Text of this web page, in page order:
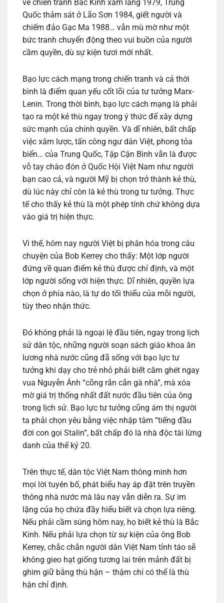
về chiến tranh Bắc Kinh xâm lăng 1979, Trung
Quốc thảm sát ở Lão Sơn 1984, giết người và
chiếm đảo Gạc Ma 1988… vẫn mù mờ như một
bức tranh chuyển động theo vui buồn của người
cầm quyền, dù sự kiện tươi mới nhất.
Bạo lực cách mạng trong chiến tranh và cả thời
bình là điểm quan yếu cốt lõi của tư tưởng Marx-
Lenin. Trong thời bình, bạo lực cách mạng là phải
tạo ra một kẻ thù ngay trong ý thức để xây dựng
sức mạnh của chính quyền. Và dĩ nhiên, bất chấp
việc xâm lược, tấn công ngư dân Việt, phong tỏa
biển… của Trung Quốc, Tập Cận Bình vẫn là được
vỗ tay chào đón ở Quốc Hội Việt Nam như người
bạn cao cả, và người Mỹ bị chọn trở thành kẻ thù,
dù lúc này chỉ còn là kẻ thù trong tư tưởng. Thực
tế cho thấy kẻ thù là một phép tính chứ không dựa
vào giá trị hiện thực.
Vì thế, hôm nay người Việt bị phân hóa trong câu
chuyện của Bob Kerrey cho thấy: Một lớp người
đứng về quan điểm kẻ thù được chỉ định, và một
lớp người sống với hiện thực. Dĩ nhiên, quyền lựa
chọn ở phía nào, là tự do tối thiểu của mỗi người,
tùy theo nhận thức.
Đó không phải là ngoại lệ đầu tiên, ngay trong lịch
sử dân tộc, những người soạn sách giáo khoa ăn
lương nhà nước cũng đã sống với bạo lực tư
tưởng khi dạy cho trẻ nhỏ phải biết căm ghét ngay
vua Nguyễn Ánh “cõng rắn cắn gà nhà”, mà xóa
mờ giá trị thống nhất đất nước đầu tiên của ông
trong lịch sử. Bạo lực tư tưởng cũng ám thị người
ta phải chọn yêu bằng việc nhập tâm “tiếng đầu
đời con gọi Stalin”, bất chấp đó là nhà độc tài lừng
danh của thế kỷ 20.
Trên thực tế, dân tộc Việt Nam thông minh hơn
mọi lời tuyên bố, phát biểu hay áp đặt trên truyền
thông nhà nước mà lâu nay vẫn diễn ra. Sự im
lặng của họ chứa đầy hiểu biết và chọn lựa riêng.
Nếu phải cầm súng hôm nay, họ biết kẻ thù là Bắc
Kinh. Nếu phải lựa chọn từ sự kiện của ông Bob
Kerrey, chắc chắn người dân Việt Nam tỉnh táo sẽ
không gieo hạt giống tương lai trên mảnh đất bị
ghim giữ bằng thù hận – thậm chí có thể là thù
hận chỉ định.